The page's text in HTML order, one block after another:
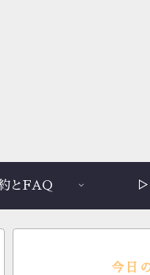
とFAQ ▷
今日